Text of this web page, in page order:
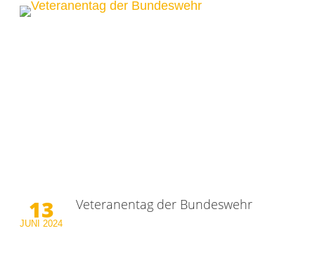
13
JUNI 2024
Veteranentag der Bundeswehr